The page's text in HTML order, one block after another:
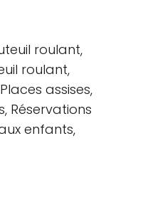
roulant,
roulant,
assises,
Réservations
enfants,